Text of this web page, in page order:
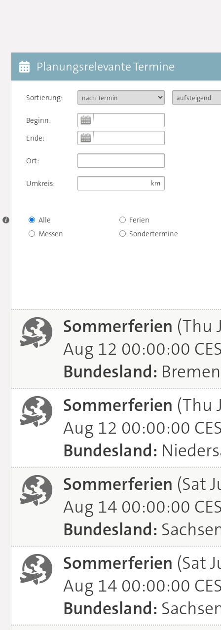
Planungsrelevante Termine
Sortierung:
Beginn:
Ende:
Ort:
Umkreis:
Alle
Messen
Ferien
Sondertermine
Sommerferien (Thu
Aug 12 00:00:00
Bundesland: Bremen
Sommerferien (Thu
Aug 12 00:00:00
Bundesland:
Sommerferien (Sat
Aug 14 00:00:00
Bundesland:
Sommerferien (Sat
Aug 14 00:00:00
Bundesland: